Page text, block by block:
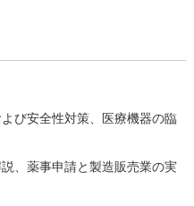
び安全性対策、医療機器の臨
、薬事申請と製造販売業の実